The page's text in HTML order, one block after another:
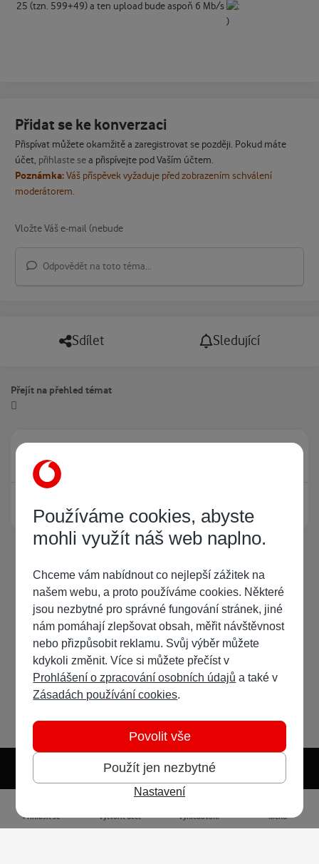
25 (tzn. 599+49) a ten upload bude aspoň 6 Mb/s
Přidat se ke konverzaci
Přispívat můžete okamžitě a zaregistrovat se později. Pokud máte
účet, přihlaste sea přispívejte pod Vaším účtem.
Poznámka:Váš příspěvek vyžaduje před zobrazením schválení
moderátorem.
Odpovědět na toto téma...
Sdílet Sledující
Přejít na přehled témat
Právě prohlíží tuto stránku
Žádný registrovaný uživatel si neprohlíží tuto stránku
Světlý režim Předvolba systému
Přihlásit se Vytvořit účet Vyhledávání Menu
Používáme cookies, abyste
mohli využít náš web naplno.
Chceme vám nabídnout co nejlepší zážitek na
našem webu, a proto používáme cookies. Některé
jsou nezbytné pro správné fungování stránek, jiné
nám pomáhají zlepšovat obsah, měřit návštěvnost
nebo přizpůsobit reklamu. Svůj výběr můžete
kdykoli změnit. Více si můžete přečíst v
Prohlášení o zpracování osobních údajů a také v
Zásadách používání cookies.
Použít jen nezbytné
Povolit vše
Nastavení